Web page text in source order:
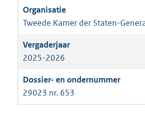
Tweede Kamer der Staten-
2025-2026
29023 nr. 653